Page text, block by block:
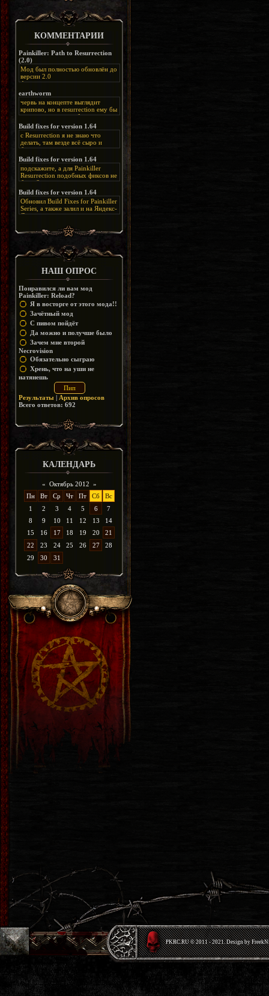
КОММЕНТАРИИ
Painkiller: Path to Resurrection
(2.0)
Мод был полностью обновлён до
версии 2.0
Альтернативная
ссылка:
FzzDkRlC8Q
earthworm
червь на концепте выглядит
крипово, но в resurrection ему бы
нашлось место, особенно в
каких-нибудь подземных
катакомбах. жаль, что половину
задумок там вырезали, зато и
рпгшности меньше. build fixes
спасибо что перезалили на
яндекс. а вот в комментах на
сайте у меня пару раз вылезала
левая вставка
https://uzbekmelbet.com/ru/
дико отвлекает от обсуждения
скринов.
Build fixes for version 1.64
с Resurrection я не знаю что
делать, там везде всё сыро и
баговано, от чего и заниматься
этим не хочется, тут либо играть
как есть или искать патчи для
этого дополнения на moddb,
либо же на крайняк играть мод
Resurrection, но настолько что не
особо уже и узнаётся
Build fixes for version 1.64
подскажите, а для Painkiller
Resurrection подобных фиксов не
будет?
Build fixes for version 1.64
Обновил Build Fixes for Painkiller
Series, а также залил и на Яндекс-
Диск
https://disk.yandex.ru/d/_zvZekuO5FTd3Q
НАШ ОПРОС
Понравился ли вам мод
Painkiller: Reload?
Я в восторге от этого мода!!
Зачётный мод
С пивом пойдёт
Да можно и получше было
Зачем мне второй
Necrovision
Обязательно сыграю
Хрень, что на уши не
натянешь
Результаты | Архив опросов
Всего ответов: 692
КАЛЕНДАРЬ
« Октябрь 2012 »
Пн
Вт Ср Чт Пт Сб
Вс
1
2 3 4 5 6
7
8
9 10 11 12 13
14
15
16 17 18 19 20
21
22
23 24 25 26 27
28
29
30 31
PKRС.RU © 2011 - 2021. Design by